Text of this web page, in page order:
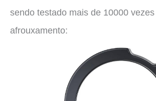
sendo testado mais de 10000
afrouxamento: